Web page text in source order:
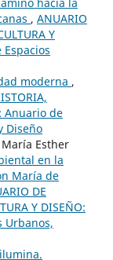
, ANUARIO
Y
moderna ,
Anuario de
Diseño
Esther
en la
María de
DE
Y DISEÑO:
Urbanos,